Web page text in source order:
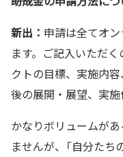
新出： 申請は全てオ
ます。ご記入いただ
クトの目標、実施内
後の展開・展望、実施
かなりボリュームが
ませんが、「自分た